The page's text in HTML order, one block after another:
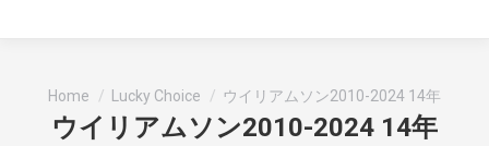
You are here:
Home Lucky Choice ウイリアムソン2010-2024 14年
ウイリアムソン2010-2024 14年